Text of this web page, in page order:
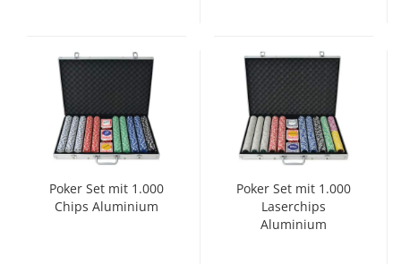
Poker Set mit 1.000
Chips Aluminium
Poker Set mit 1.000
Laserchips
Aluminium